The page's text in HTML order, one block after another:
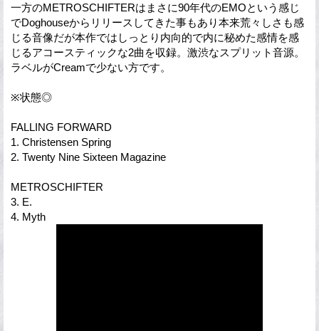
一方のMETROSCHIFTERはまさに90年代のEMOという感じ
でDoghouseからリリースしてきた事もあり本来荒々しさも感
じる音像だが本作ではしっとり内向的で内に秘めた感情を感
じるアコースティックな2曲を収録。激渋なスプリット音源。
ラベルがCreamで少ない方です。
※状態◎
FALLING FORWARD
1. Christensen Spring
2. Twenty Nine Sixteen Magazine
METROSCHIFTER
3. E.
4. Myth